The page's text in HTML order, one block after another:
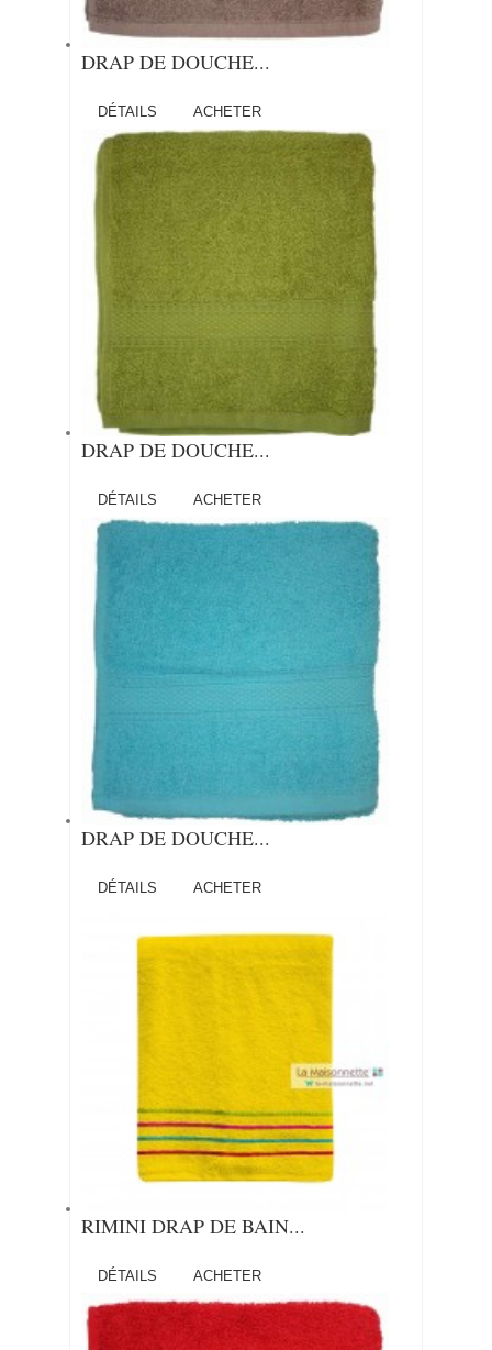
DRAP DE DOUCHE...
DÉTAILS ACHETER
DRAP DE DOUCHE...
DÉTAILS ACHETER
DRAP DE DOUCHE...
DÉTAILS ACHETER
RIMINI DRAP DE BAIN...
DÉTAILS ACHETER